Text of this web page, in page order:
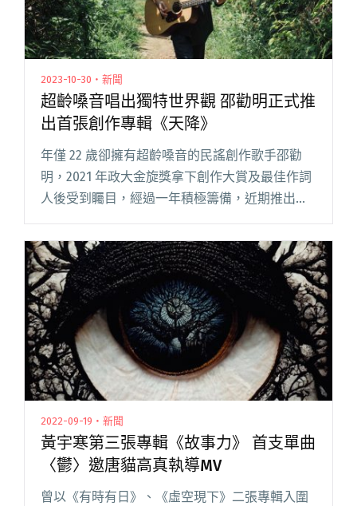
2023-10-30・新聞
超齡嗓音唱出獨特世界觀 邵勸明正式推
出首張創作專輯《天降》
年僅 22 歲卻擁有超齡嗓音的民謠創作歌手邵勸
明，2021 年政大金旋獎拿下創作大賞及最佳作詞
人後受到矚目，經過一年積極籌備，近期推出首
實體專輯尚未正式發行，就搶先上線首支 MV〈一
身泥濘〉，特別找閱讀全文 "超齡嗓音唱出獨特
世界觀 邵勸明正式推出首張創作專輯《天降》"
2022-09-19・新聞
黃宇寒第三張專輯《故事力》 首支單曲
〈鬱〉邀唐貓高真執導MV
曾以《有時有日》、《虛空現下》二張專輯入圍